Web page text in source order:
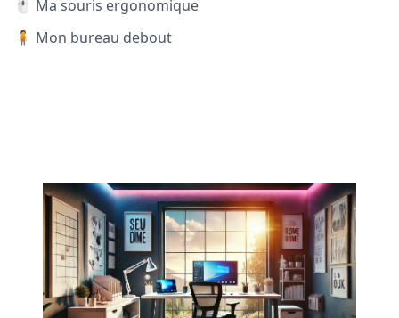
🖱️ Ma souris ergonomique
🧍 Mon bureau debout